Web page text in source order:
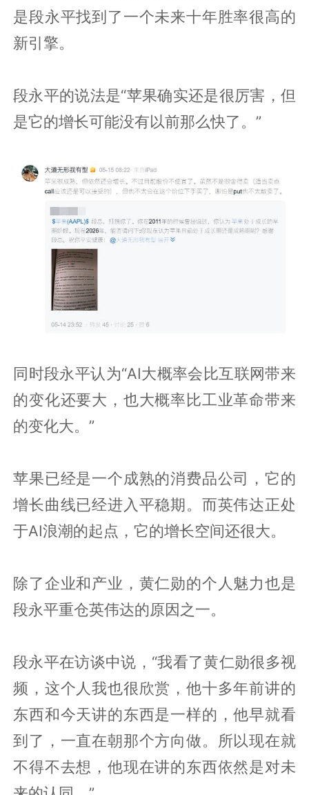
是段永平找到了一个未来十年胜率很高的
新引擎。
段永平的说法是“苹果确实还是很厉害，但
是它的增长可能没有以前那么快了。”
同时段永平认为“AI大概率会比互联网带来
的变化还要大，也大概率比工业革命带来
的变化大。”
苹果已经是一个成熟的消费品公司，它的
增长曲线已经进入平稳期。而英伟达正处
于AI浪潮的起点，它的增长空间还很大。
除了企业和产业，黄仁勋的个人魅力也是
段永平重仓英伟达的原因之一。
段永平在访谈中说，“我看了黄仁勋很多视
频，这个人我也很欣赏，他十多年前讲的
东西和今天讲的东西是一样的，他早就看
到了，一直在朝那个方向做。所以现在就
不得不去想，他现在讲的东西依然是对未